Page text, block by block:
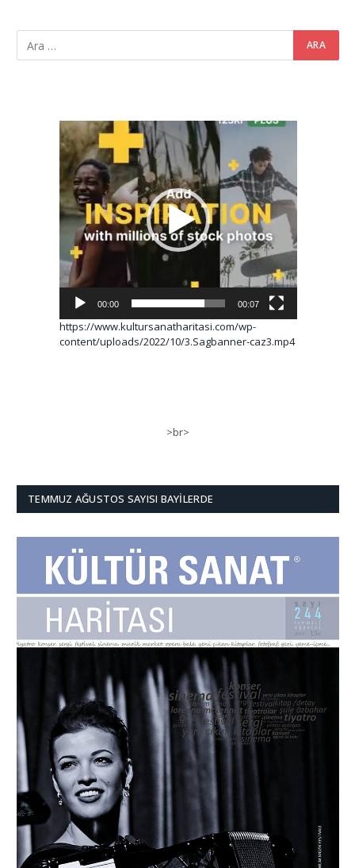
Video
oynatıcı
00:00 00:07
https://www.kultursanatharitasi.com/wp-
content/uploads/2022/10/3.Sagbanner-caz3.mp4
>br>
TEMMUZ AĞUSTOS SAYISI BAYILERDE